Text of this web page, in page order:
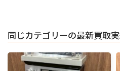
同じカテゴリーの最新買取